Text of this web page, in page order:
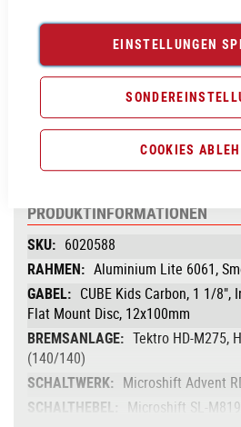
EINSTELLUNGEN
COOKIES
Vergleichsliste:hinzufügen|ansehen
Produktanfrage stellen
PRODUKTINFORMATIONEN
Produktinformationen
6020588
Aluminium Lite 6061,
CUBE Kids Carbon, 1 1/8",
Flat Mount Disc, 12x100mm
Tektro HD-M275,
(140/140)
Microshift Advent
Microshift SL-